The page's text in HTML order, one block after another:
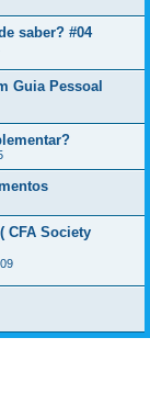
saber? #04
Guia Pessoal
CFA Society